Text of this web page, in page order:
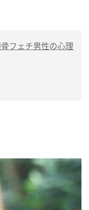
フェチ男性の心理